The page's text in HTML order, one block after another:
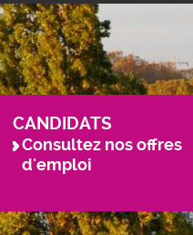
CANDIDATS
Consultez nos offres
d'emploi